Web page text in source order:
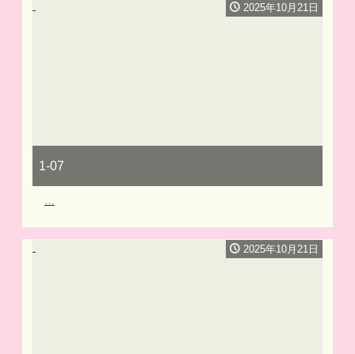
2025年10月21日
1-07
2025年10月21日